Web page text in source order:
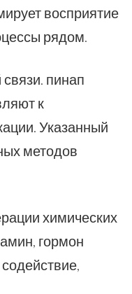
восприятие
рядом.
пинап
к
Указанный
методов
химических
гормон